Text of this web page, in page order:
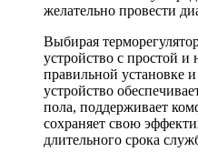
желательно провести
Выбирая
устройство с простой
правильной установке
устройство
пола, поддерживает
сохраняет свою
длительного срока